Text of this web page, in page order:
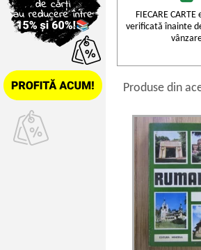
FIECARE
verificată înainte
Produse din